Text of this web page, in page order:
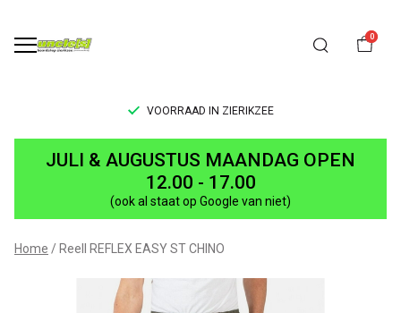
0
VOORRAAD IN ZIERIKZEE
Reell
REFLEX
EASY
ST
CHINO
JULI & AUGUSTUS MAANDAG OPEN
12.00 - 17.00
(ook al staat op Google van niet)
Home Reell REFLEX EASY ST CHINO